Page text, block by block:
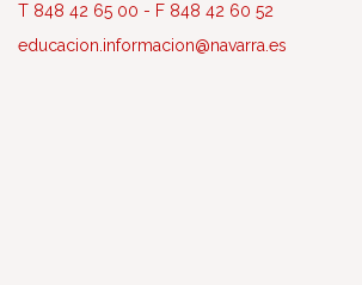
T 848 42 65 00 - F 848 42 60 52
educacion.informacion@navarra.es